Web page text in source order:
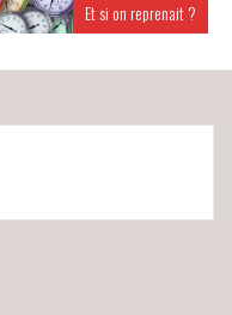
Et si on reprenait ?